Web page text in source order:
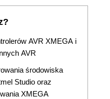
AVR XMEGA i
AVR
środowiska
Studio oraz
XMEGA